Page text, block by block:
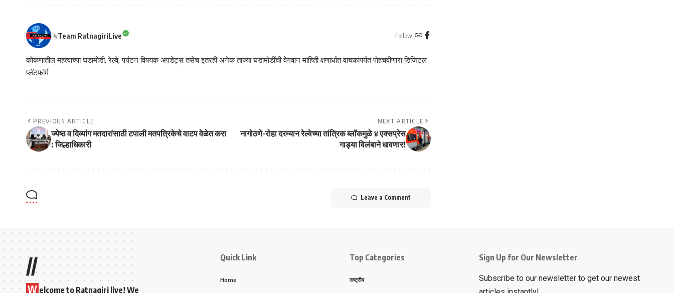
ByTeam RatnagiriLive Follow:
कोकणातील महत्वाच्या घडामोडी, रेल्वे, पर्यटन विषयक अपडेट्स तसेच इतरही अनेक ताज्या घडामोडींची वेगवान माहिती क्षणार्धात वाचकांपर्यत पोहचवीणारा डिजिटल
प्लॅटफॉर्म
PREVIOUS ARTICLE
ज्येष्ठ व दिव्यांग मतदारांसाठी टपाली मतपत्रिकेचे वाटप वेळेत करा
: जिल्हाधिकारी
NEXT ARTICLE
नागोठणे-रोहा दरम्यान रेल्वेच्या तांत्रिक ब्लॉकमुळे ४ एक्सप्रेस
गाड्या विलंबाने धावणार!
Leave a Comment
//
W elcome to Ratnagiri live! We
Quick Link
Home
Top Categories
राष्ट्रीय
Sign Up for Our Newsletter
Subscribe to our newsletter to get our newest